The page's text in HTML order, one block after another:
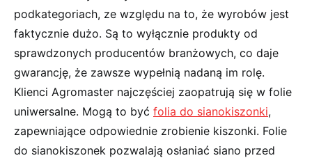
podkategoriach, ze względu na to, że wyrobów jest
faktycznie dużo. Są to wyłącznie produkty od
sprawdzonych producentów branżowych, co daje
gwarancję, że zawsze wypełnią nadaną im rolę.
Klienci Agromaster najczęściej zaopatrują się w folie
uniwersalne. Mogą to być folia do sianokiszonki,
zapewniające odpowiednie zrobienie kiszonki. Folie
do sianokiszonek pozwalają osłaniać siano przed